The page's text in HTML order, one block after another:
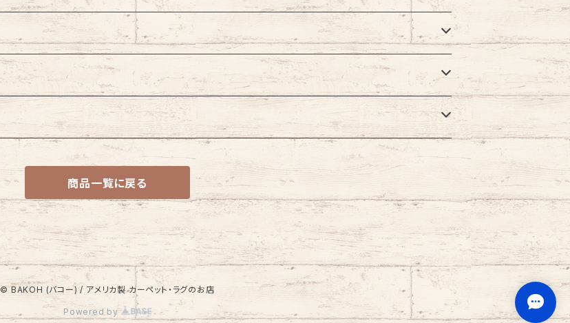
商品一覧に戻る
© BAKOH (バコー) / アメリカ製 カーペット・ラグのお店
Powered by